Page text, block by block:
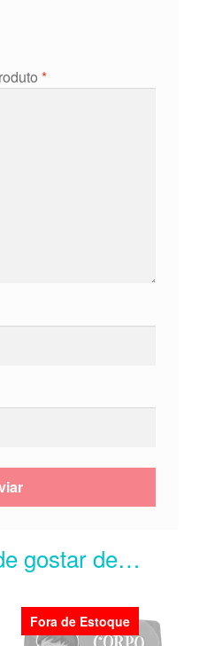
*
gostar de…
Fora de Estoque